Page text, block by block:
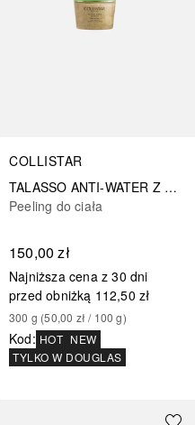
COLLISTAR
TALASSO ANTI-WATER Z WODĄ TERMALNĄ
Peeling do ciała
150,00 zł
Najniższa cena z 30 dni
przed obniżką 112,50 zł
300 g (50,00 zł / 100 g)
Kod: HOT NEW
TYLKO W DOUGLAS